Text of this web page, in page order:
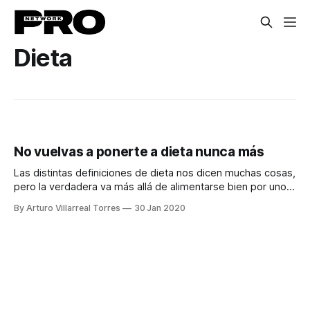
Dieta
No vuelvas a ponerte a dieta nunca más
Las distintas definiciones de dieta nos dicen muchas cosas,
pero la verdadera va más allá de alimentarse bien por unos
By Arturo Villarreal Torres 30 Jan 2020